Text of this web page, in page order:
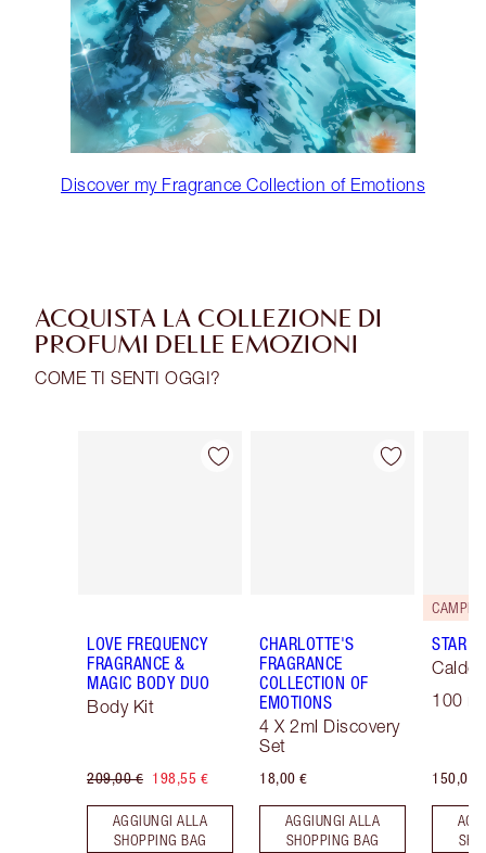
Discover my Fragrance Collection of Emotions
ACQUISTA LA COLLEZIONE DI
PROFUMI DELLE EMOZIONI
COME TI SENTI OGGI?
Articolo 1 di 30
LOVE FREQUENCY
FRAGRANCE &
MAGIC BODY DUO
Body Kit
209,00 € 198,55 €
AGGIUNGI ALLA
SHOPPING BAG
Articolo 2 di 30
CHARLOTTE'S
FRAGRANCE
COLLECTION OF
EMOTIONS
4 X 2ml Discovery
Set
18,00 €
AGGIUNGI ALLA
SHOPPING BAG
STAR
Caldo
100
150,00